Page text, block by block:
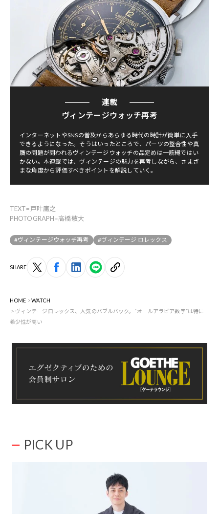
連載
ヴィンテージウォッチ再考
インターネットやSNSの普及からあらゆる時代の時計が簡単に入手
できるようになった。そうはいったところで、パーツの整合性や真
贋の問題が問われるヴィンテージウォッチの品定めは一筋縄ではい
かない。本連載では、ヴィンテージの魅力を再考しながら、さまざ
まな角度から評価すべきポイントを解説していく。
TEXT=戸叶庸之
PHOTOGRAPH=高橋敬大
#ヴィンテージウォッチ再考 #ヴィンテージ ロレックス
SHARE
HOME
WATCH
ヴィンテージロレックス、人気のバブルバック。“オールアラビア数字”は特に
希少性が高い
PICK UP